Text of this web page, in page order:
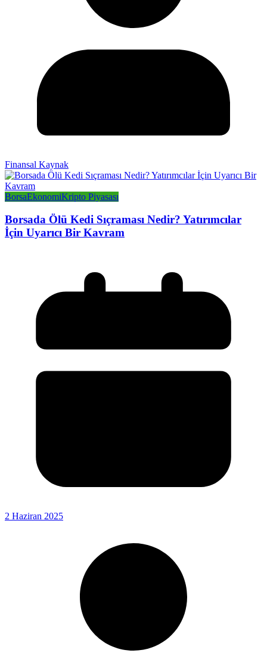
Finansal Kaynak
BorsaEkonomiKripto Piyasası
Borsada Ölü Kedi Sıçraması Nedir? Yatırımcılar
İçin Uyarıcı Bir Kavram
2 Haziran 2025